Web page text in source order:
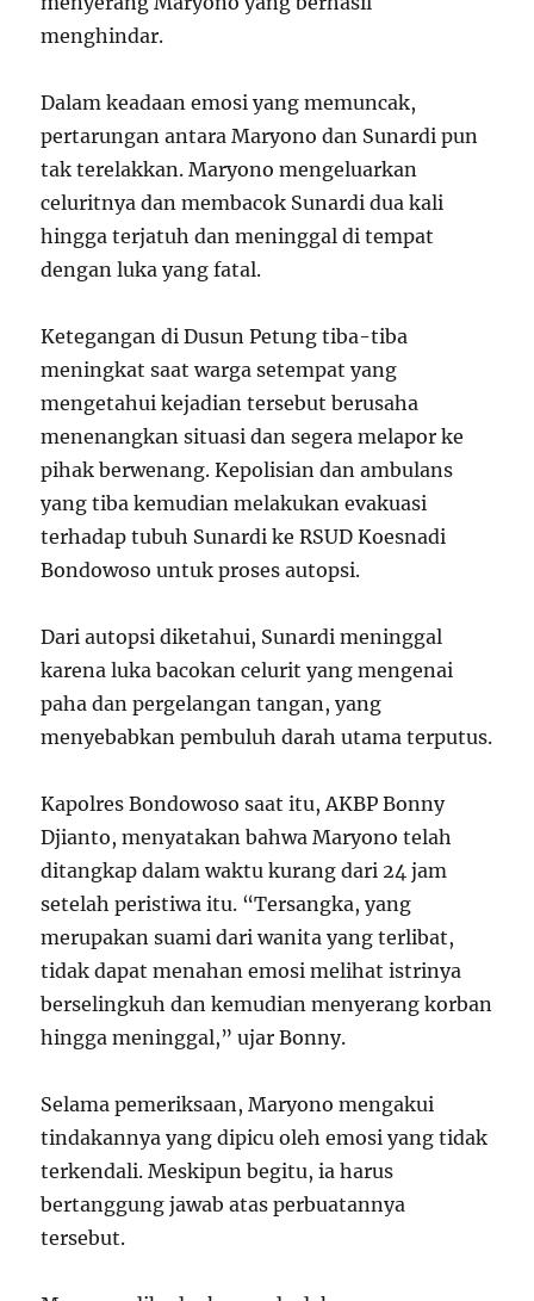
menghindar.
Dalam keadaan emosi yang memuncak,
pertarungan antara Maryono dan Sunardi pun
tak terelakkan. Maryono mengeluarkan
celuritnya dan membacok Sunardi dua kali
hingga terjatuh dan meninggal di tempat
dengan luka yang fatal.
Ketegangan di Dusun Petung tiba-tiba
meningkat saat warga setempat yang
mengetahui kejadian tersebut berusaha
menenangkan situasi dan segera melapor ke
pihak berwenang. Kepolisian dan ambulans
yang tiba kemudian melakukan evakuasi
terhadap tubuh Sunardi ke RSUD Koesnadi
Bondowoso untuk proses autopsi.
Dari autopsi diketahui, Sunardi meninggal
karena luka bacokan celurit yang mengenai
paha dan pergelangan tangan, yang
menyebabkan pembuluh darah utama terputus.
Kapolres Bondowoso saat itu, AKBP Bonny
Djianto, menyatakan bahwa Maryono telah
ditangkap dalam waktu kurang dari 24 jam
setelah peristiwa itu. “Tersangka, yang
merupakan suami dari wanita yang terlibat,
tidak dapat menahan emosi melihat istrinya
berselingkuh dan kemudian menyerang korban
hingga meninggal,” ujar Bonny.
Selama pemeriksaan, Maryono mengakui
tindakannya yang dipicu oleh emosi yang tidak
terkendali. Meskipun begitu, ia harus
bertanggung jawab atas perbuatannya
tersebut.